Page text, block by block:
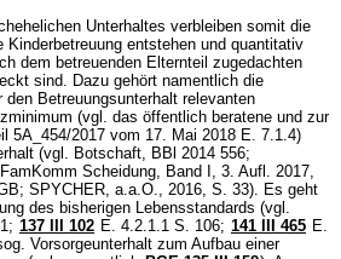
Unterhaltes verbleiben somit die
Kinderbetreuung entstehen und quantitativ
dem betreuenden Elternteil zugedachten
sind. Dazu gehört namentlich die
Betreuungsunterhalt relevanten
(vgl. das öffentlich beratene und zur
5A_454/2017 vom 17. Mai 2018 E. 7.1.4)
(vgl. Botschaft, BBl 2014 556;
Scheidung, Band I, 3. Aufl. 2017,
; SPYCHER, a.a.O., 2016, S. 33). Es geht
des bisherigen Lebensstandards (vgl.
137 III 102 E. 4.2.1.1 S. 106; 141 III 465 E.
Vorsorgeunterhalt zum Aufbau einer